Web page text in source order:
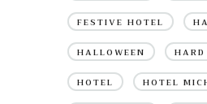
FESTIVE HOTEL
HALLOWEEN
HOTEL HOTEL